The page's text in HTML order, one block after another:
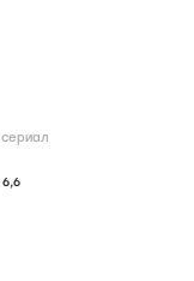
сериал
6,6